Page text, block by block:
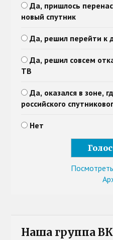
Да, пришлось
новый спутник
Да, решил перейти к
Да, решил совсем
ТВ
Да, оказался в зоне,
российского
Нет
Наша группа ВК